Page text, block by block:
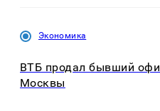
Экономика
ВТБ продал бывший
Москвы